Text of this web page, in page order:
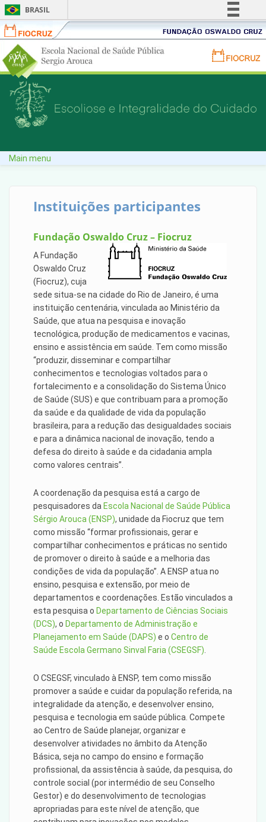
BRASIL
Simplifique!
Fiocruz
Fundação
Oswaldo
Cruz
Portal
ENSP
-
Escola
Nacional
Saúde
Sergio
Arouca
Portal
Oswaldo
Skip to main content
Main menu
Instituições participantes
Fundação Oswaldo Cruz – Fiocruz
A Fundação
Oswaldo Cruz
(Fiocruz), cuja
sede situa-se na cidade do Rio de Janeiro, é uma
instituição centenária, vinculada ao Ministério da
Saúde, que atua na pesquisa e inovação
tecnológica, produção de medicamentos e vacinas,
ensino e assistência em saúde. Tem como missão
“produzir, disseminar e compartilhar
conhecimentos e tecnologias voltados para o
fortalecimento e a consolidação do Sistema Único
de Saúde (SUS) e que contribuam para a promoção
da saúde e da qualidade de vida da população
brasileira, para a redução das desigualdades sociais
e para a dinâmica nacional de inovação, tendo a
defesa do direito à saúde e da cidadania ampla
como valores centrais”.
A coordenação da pesquisa está a cargo de
pesquisadores da Escola Nacional de Saúde Pública
Sérgio Arouca (ENSP), unidade da Fiocruz que tem
como missão “formar profissionais, gerar e
compartilhar conhecimentos e práticas no sentido
de promover o direito à saúde e a melhoria das
condições de vida da população”. A ENSP atua no
ensino, pesquisa e extensão, por meio de
departamentos e coordenações. Estão vinculados a
esta pesquisa o Departamento de Ciências Sociais
(DCS), o Departamento de Administração e
Planejamento em Saúde (DAPS) e o Centro de
Saúde Escola Germano Sinval Faria (CSEGSF)
O CSEGSF, vinculado à ENSP, tem como missão
promover a saúde e cuidar da população referida, na
integralidade da atenção, e desenvolver ensino,
pesquisa e tecnologia em saúde pública. Compete
ao Centro de Saúde planejar, organizar e
desenvolver atividades no âmbito da Atenção
Básica, seja no campo do ensino e formação
profissional, da assistência à saúde, da pesquisa, do
controle social (por intermédio de seu Conselho
Gestor) e do desenvolvimento de tecnologias
apropriadas para este nível de atenção, que